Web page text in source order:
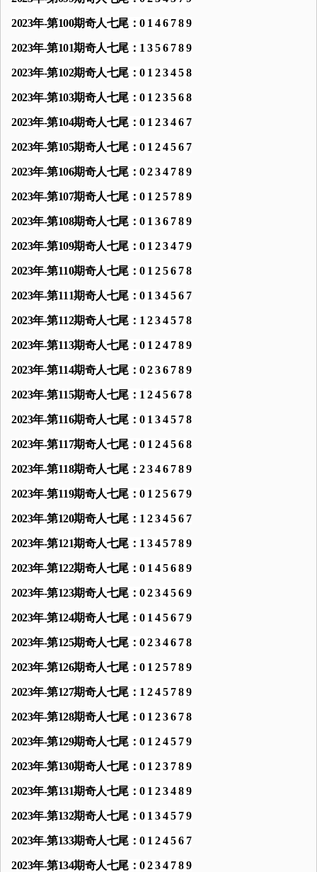
2023年-第100期奇人七尾：0 1 4 6 7 8 9
2023年-第101期奇人七尾：1 3 5 6 7 8 9
2023年-第102期奇人七尾：0 1 2 3 4 5 8
2023年-第103期奇人七尾：0 1 2 3 5 6 8
2023年-第104期奇人七尾：0 1 2 3 4 6 7
2023年-第105期奇人七尾：0 1 2 4 5 6 7
2023年-第106期奇人七尾：0 2 3 4 7 8 9
2023年-第107期奇人七尾：0 1 2 5 7 8 9
2023年-第108期奇人七尾：0 1 3 6 7 8 9
2023年-第109期奇人七尾：0 1 2 3 4 7 9
2023年-第110期奇人七尾：0 1 2 5 6 7 8
2023年-第111期奇人七尾：0 1 3 4 5 6 7
2023年-第112期奇人七尾：1 2 3 4 5 7 8
2023年-第113期奇人七尾：0 1 2 4 7 8 9
2023年-第114期奇人七尾：0 2 3 6 7 8 9
2023年-第115期奇人七尾：1 2 4 5 6 7 8
2023年-第116期奇人七尾：0 1 3 4 5 7 8
2023年-第117期奇人七尾：0 1 2 4 5 6 8
2023年-第118期奇人七尾：2 3 4 6 7 8 9
2023年-第119期奇人七尾：0 1 2 5 6 7 9
2023年-第120期奇人七尾：1 2 3 4 5 6 7
2023年-第121期奇人七尾：1 3 4 5 7 8 9
2023年-第122期奇人七尾：0 1 4 5 6 8 9
2023年-第123期奇人七尾：0 2 3 4 5 6 9
2023年-第124期奇人七尾：0 1 4 5 6 7 9
2023年-第125期奇人七尾：0 2 3 4 6 7 8
2023年-第126期奇人七尾：0 1 2 5 7 8 9
2023年-第127期奇人七尾：1 2 4 5 7 8 9
2023年-第128期奇人七尾：0 1 2 3 6 7 8
2023年-第129期奇人七尾：0 1 2 4 5 7 9
2023年-第130期奇人七尾：0 1 2 3 7 8 9
2023年-第131期奇人七尾：0 1 2 3 4 8 9
2023年-第132期奇人七尾：0 1 3 4 5 7 9
2023年-第133期奇人七尾：0 1 2 4 5 6 7
2023年-第134期奇人七尾：0 2 3 4 7 8 9